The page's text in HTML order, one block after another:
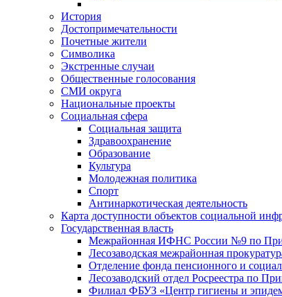
История
Достопримечательности
Почетные жители
Символика
Экстренные случаи
Общественные голосования
СМИ округа
Национальные проекты
Социальная сфера
Социальная защита
Здравоохранение
Образование
Культура
Молодежная политика
Спорт
Антинаркотическая деятельность
Карта доступности объектов социальной
Государственная власть
Межрайонная ИФНС России №9 по
Лесозаводская межрайонная
Отделение фонда пенсионного и
Лесозаводский отдел Росреестра по
Филиал ФБУЗ «Центр гигиены и